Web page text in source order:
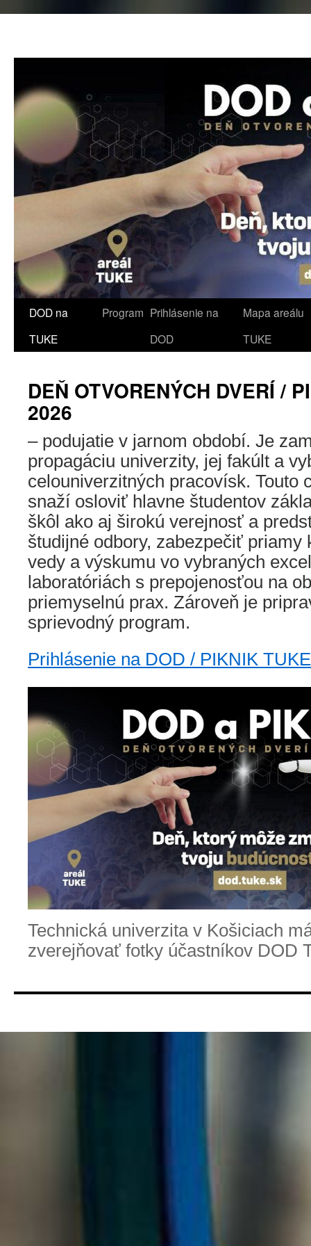
DOD na
TUKE
Program Prihlásenie na
DOD
Mapa areálu
TUKE
DEŇ OTVORENÝCH DVERÍ /
2026
– podujatie v jarnom období. Je
propagáciu univerzity, jej fakúlt a
celouniverzitných pracovísk. Touto
snaží osloviť hlavne študentov
škôl ako aj širokú verejnosť a
študijné odbory, zabezpečiť priamy
vedy a výskumu vo vybraných
laboratóriách s prepojenosťou na
priemyselnú prax. Zároveň je
sprievodný program.
Prihlásenie na DOD / PIKNIK
Technická univerzita v Košiciach
zverejňovať fotky účastníkov DOD